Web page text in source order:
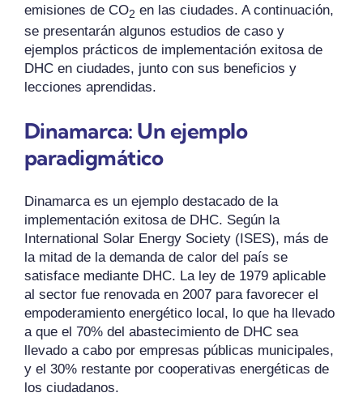
emisiones de CO2 en las ciudades. A continuación,
se presentarán algunos estudios de caso y
ejemplos prácticos de implementación exitosa de
DHC en ciudades, junto con sus beneficios y
lecciones aprendidas.
Dinamarca: Un ejemplo
paradigmático
Dinamarca es un ejemplo destacado de la
implementación exitosa de DHC. Según la
International Solar Energy Society (ISES), más de
la mitad de la demanda de calor del país se
satisface mediante DHC. La ley de 1979 aplicable
al sector fue renovada en 2007 para favorecer el
empoderamiento energético local, lo que ha llevado
a que el 70% del abastecimiento de DHC sea
llevado a cabo por empresas públicas municipales,
y el 30% restante por cooperativas energéticas de
los ciudadanos.